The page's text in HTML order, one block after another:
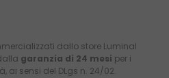
dallo store Luminal
garanzia di 24 mesi per i
ai sensi del DLgs n. 24/02.